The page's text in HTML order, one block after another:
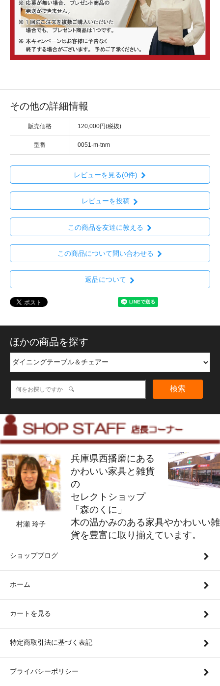
その他の詳細情報
販売価格 120,000円(税抜)
型番 0051-m-tnm
レビューを見る(0件)
レビューを投稿
この商品を友達に教える
この商品について問い合わせる
返品について
ほかの商品を探す
検索
村瀬 玲子
兵庫県西播磨にある
かわいい家具と雑貨
の
セレクトショップ
「森のくに」
木の温かみのある家具やかわいい雑
貨を豊富に取り揃えています。
ショップブログ
ホーム
カートを見る
特定商取引法に基づく表記
プライバシーポリシー